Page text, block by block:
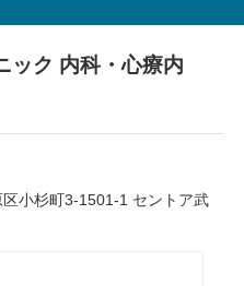
ック 内科・心療内
小杉町3-1501-1 セントア武